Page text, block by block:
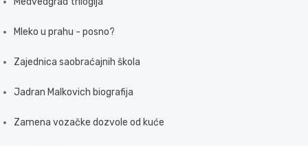
Mleko u prahu - posno?
Zajednica saobraćajnih škola
Jadran Malkovich biografija
Zamena vozačke dozvole od kuće